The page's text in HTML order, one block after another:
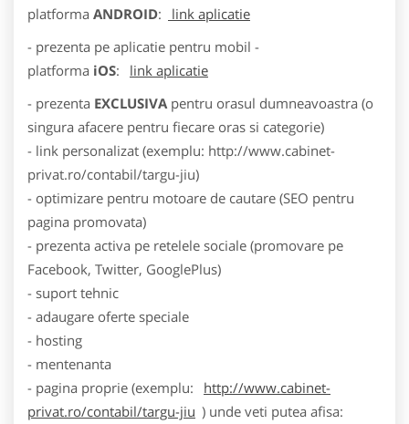
platforma ANDROID:
link aplicatie
- prezenta pe aplicatie pentru mobil -
platforma iOS:
link aplicatie
- prezenta EXCLUSIVA pentru orasul dumneavoastra (o
singura afacere pentru fiecare oras si categorie)
- link personalizat (exemplu: http://www.cabinet-
privat.ro/contabil/targu-jiu)
- optimizare pentru motoare de cautare (SEO pentru
pagina promovata)
- prezenta activa pe retelele sociale (promovare pe
Facebook, Twitter, GooglePlus)
- suport tehnic
- adaugare oferte speciale
- hosting
- mentenanta
- pagina proprie (exemplu:
http://www.cabinet-
privat.ro/contabil/targu-jiu ) unde veti putea afisa: